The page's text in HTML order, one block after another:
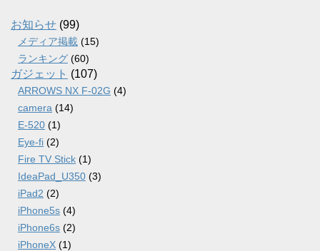
ブ
お知らせ (99)
メディア掲載 (15)
ランキング (60)
ガジェット (107)
ARROWS NX F-02G (4)
camera (14)
E-520 (1)
Eye-fi (2)
Fire TV Stick (1)
IdeaPad_U350 (3)
iPad2 (2)
iPhone5s (4)
iPhone6s (2)
iPhoneX (1)